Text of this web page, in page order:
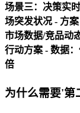
场景三：决策实
场突发状况 - 方案
市场数据/竞品动
行动方案 - 数据
倍
为什么需要'第